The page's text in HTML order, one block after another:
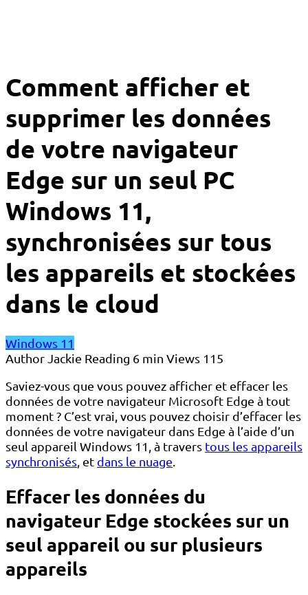
Comment afficher et
supprimer les données
de votre navigateur
Edge sur un seul PC
Windows 11,
synchronisées sur tous
les appareils et stockées
dans le cloud
Windows 11
Author Jackie Reading 6 min Views 115
Saviez-vous que vous pouvez afficher et effacer les
données de votre navigateur Microsoft Edge à tout
moment ? C’est vrai, vous pouvez choisir d’effacer les
données de votre navigateur dans Edge à l’aide d’un
seul appareil Windows 11, à travers tous les appareils
synchronisés , et dans le nuage
Effacer les données du
navigateur Edge stockées sur un
seul appareil ou sur plusieurs
appareils